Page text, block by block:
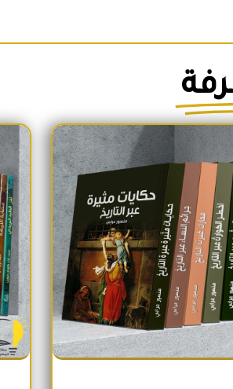
السعر الأصلي هو: 1,700EGP.السعر الحالي هو: 1,600EGP.